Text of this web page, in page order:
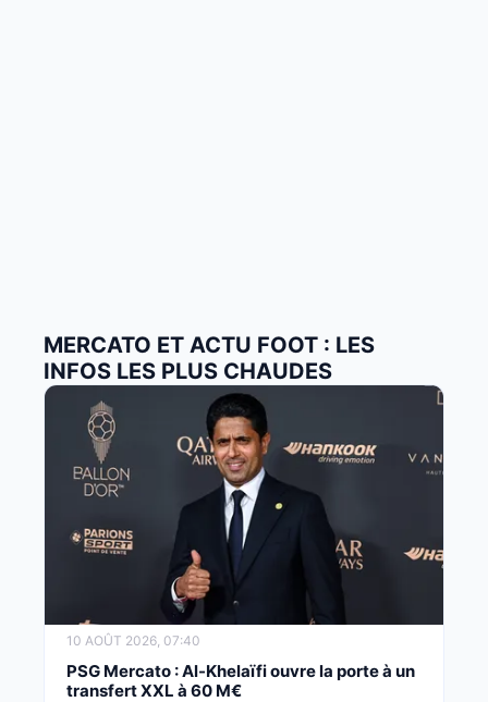
MERCATO ET ACTU FOOT : LES
INFOS LES PLUS CHAUDES
10 AOÛT 2026, 07:40
PSG Mercato : Al-Khelaïfi ouvre la porte à un
transfert XXL à 60 M€